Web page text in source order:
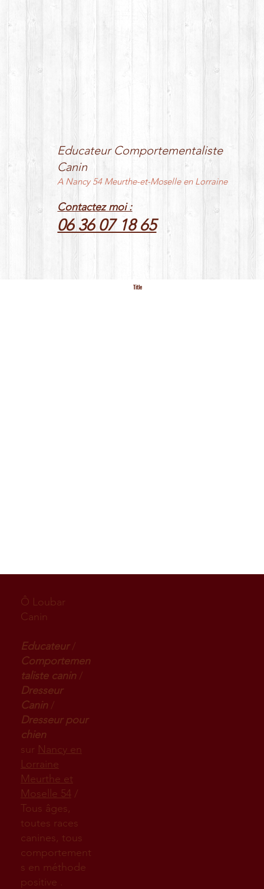
Educateur Comportementaliste
Canin
A Nancy 54 Meurthe-et-Moselle en Lorraine
Contactez moi :
06 36 07 18 65
Title
Ô Loubar
Canin
Educateur/
Comportemen
taliste canin/
Dresseur
Canin/
Dresseur pour
chien
sur Nancy en
Lorraine
Meurthe et
Moselle 54/
Tous âges,
toutes races
canines, tous
comportement
s en méthode
positive .